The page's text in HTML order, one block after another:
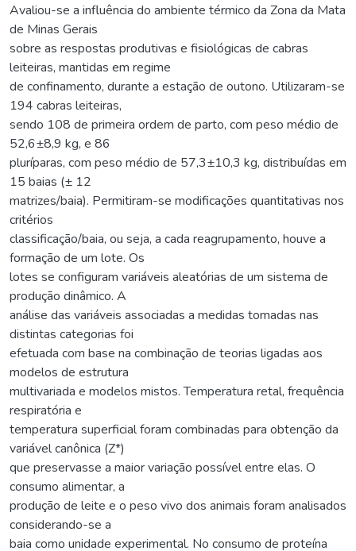
Avaliou-se a influência do ambiente térmico da Zona da Mata
de Minas Gerais
sobre as respostas produtivas e fisiológicas de cabras
leiteiras, mantidas em regime
de confinamento, durante a estação de outono. Utilizaram-se
194 cabras leiteiras,
sendo 108 de primeira ordem de parto, com peso médio de
52,6±8,9 kg, e 86
pluríparas, com peso médio de 57,3±10,3 kg, distribuídas em
15 baias (± 12
matrizes/baia). Permitiram-se modificações quantitativas nos
critérios
classificação/baia, ou seja, a cada reagrupamento, houve a
formação de um lote. Os
lotes se configuram variáveis aleatórias de um sistema de
produção dinâmico. A
análise das variáveis associadas a medidas tomadas nas
distintas categorias foi
efetuada com base na combinação de teorias ligadas aos
modelos de estrutura
multivariada e modelos mistos. Temperatura retal, frequência
respiratória e
temperatura superficial foram combinadas para obtenção da
variável canônica (Z*)
que preservasse a maior variação possível entre elas. O
consumo alimentar, a
produção de leite e o peso vivo dos animais foram analisados
considerando-se a
baia como unidade experimental. No consumo de proteína